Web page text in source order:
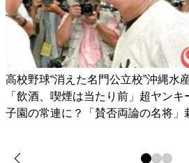
高校野球“消えた名門公立校”沖縄水
「飲酒、喫煙は当たり前」超ヤンキ
子園の常連に？「賛否両論の名将」